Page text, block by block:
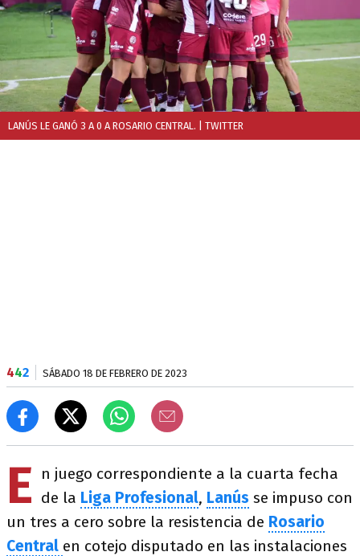
LANÚS LE GANÓ 3 A 0 A ROSARIO CENTRAL. | TWITTER
442 SÁBADO 18 DE FEBRERO DE 2023
E
n juego correspondiente a la cuarta fecha
de la Liga Profesional, Lanús se impuso con
un tres a cero sobre la resistencia de Rosario
Central en cotejo disputado en las instalaciones